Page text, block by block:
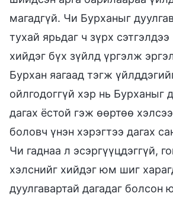
магадгүй. Чи Бурханыг
тухай ярьдаг ч зүрх
хийдэг бүх зүйлд үргэлж
Бурхан яагаад тэгж
ойлгодоггүй хэр нь Бурханыг
дагах ёстой гэж өөртөө
боловч үнэн хэрэгтээ дагах
Чи гаднаа л эсэргүүцдэггүй,
хэлснийг хийдэг юм шиг
дуулгавартай дагадаг болсон